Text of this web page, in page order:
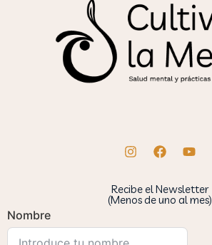
Recibe el Newsletter
(Menos de uno al mes)
Nombre